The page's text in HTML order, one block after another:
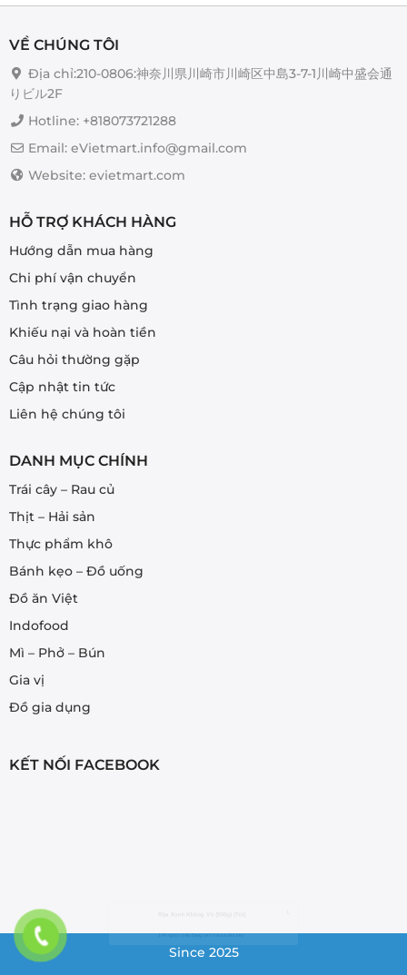
VỀ CHÚNG TÔI
Địa chỉ:210-0806:神奈川県川崎市川崎区中島3-7-1川崎中盛会通
りビル2F
Hotline: +818073721288
Email: eVietmart.info@gmail.com
Website: evietmart.com
HỖ TRỢ KHÁCH HÀNG
Hướng dẫn mua hàng
Chi phí vận chuyển
Tình trạng giao hàng
Khiếu nại và hoàn tiền
Câu hỏi thường gặp
Cập nhật tin tức
Liên hệ chúng tôi
DANH MỤC CHÍNH
Trái cây – Rau củ
Thịt – Hải sản
Thực phẩm khô
Bánh kẹo – Đồ uống
Đồ ăn Việt
Indofood
Mì – Phở – Bún
Gia vị
Đồ gia dụng
KẾT NỐI FACEBOOK
Since 2025
146 người hiện đang xem sản phẩm này